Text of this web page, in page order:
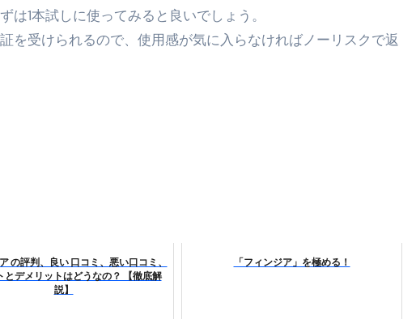
フバックの全貌！危険回避と安全な稼ぎ方を徹底解説
インに695万円も投資してる営業39歳サラリーマン【2025年10月3
い4選#Shorts
ット
1本試しに使ってみると良いでしょう。
を受けられるので、使用感が気に入らなければノーリスクで返
の評判、良い 口コミ、悪い口コミ、
とデメリットはどうなの？ 【徹底解
説】
「フィンジア」を極める！